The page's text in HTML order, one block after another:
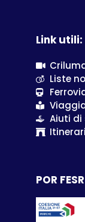
Link utili:
Liste
Aiuti
POR